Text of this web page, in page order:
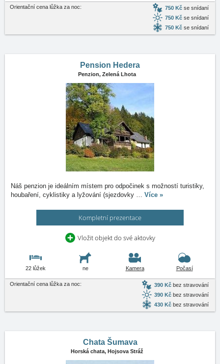
Orientační cena lůžka za noc: 750 Kč se snídaní
750 Kč se snídaní
750 Kč se snídaní
Pension Hedera
Penzion, Zelená Lhota
Náš penzion je ideálním místem pro odpočinek s možností turistiky,
houbaření, cyklistiky a lyžování (sjezdovky … Více »
Kompletní prezentace
Vložit objekt do své aktovky
22 lůžek ne Kamera Počasí
Orientační cena lůžka za noc: 390 Kč bez stravování
390 Kč bez stravování
430 Kč bez stravování
Chata Šumava
Horská chata, Hojsova Stráž